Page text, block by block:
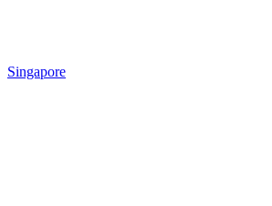
Singapore